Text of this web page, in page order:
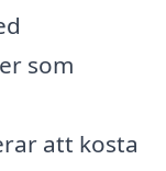
som
att kosta